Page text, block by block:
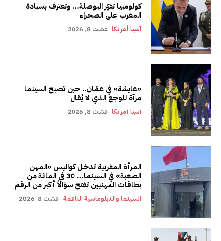
كولومبيا تغيّر البوصلة… وتعترف بسيادة
المغرب على الصحراء
آسيا أمريكا غشت 8, 2026
«عايشة» في عمّان.. حين تصبح السينما
مرآة للوجع الذي لا يُقال
آسيا أمريكا غشت 8, 2026
المرأة المغربية تدخل كواليس «المهن
الصعبة» في السينما… 30 في المائة من
بطاقات المهنيين تفتح سؤالاً أكبر من الرقم
السينما والدبلوماسية الناعمة غشت 8, 2026